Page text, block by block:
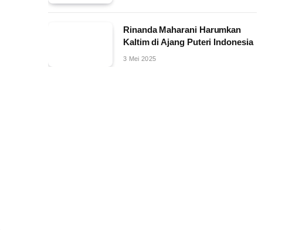
Rinanda Maharani Harumkan
Kaltim di Ajang Puteri Indonesia
3 Mei 2025